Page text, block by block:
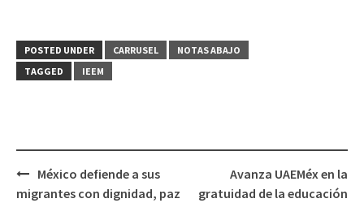
POSTED UNDER CARRUSEL
NOTAS ABAJO
TAGGED
IEEM
Post
navigation
México defiende a sus
migrantes con dignidad, paz
Avanza UAEMéx en la
gratuidad de la educación